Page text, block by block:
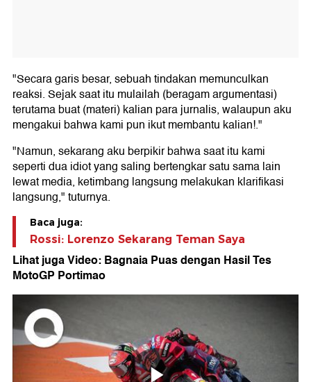
"Secara garis besar, sebuah tindakan memunculkan
reaksi. Sejak saat itu mulailah (beragam argumentasi)
terutama buat (materi) kalian para jurnalis, walaupun aku
mengakui bahwa kami pun ikut membantu kalian!."
"Namun, sekarang aku berpikir bahwa saat itu kami
seperti dua idiot yang saling bertengkar satu sama lain
lewat media, ketimbang langsung melakukan klarifikasi
langsung," tuturnya.
Baca juga:
Rossi: Lorenzo Sekarang Teman Saya
Lihat juga Video: Bagnaia Puas dengan Hasil Tes
MotoGP Portimao